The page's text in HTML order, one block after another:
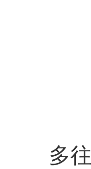
4.
二
在
多